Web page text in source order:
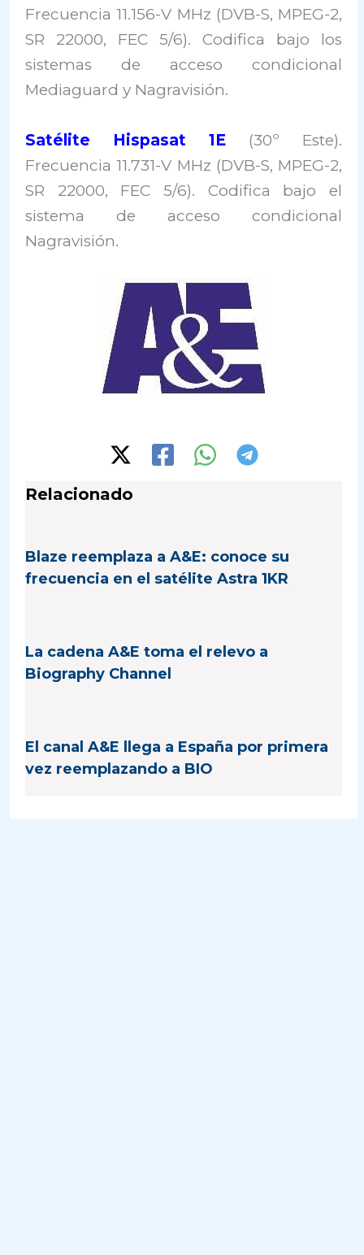
Frecuencia 11.156-V MHz (DVB-S, MPEG-2,
SR 22000, FEC 5/6). Codifica bajo los
sistemas de acceso condicional
Mediaguard y Nagravisión.
Satélite Hispasat 1E (30º Este).
Frecuencia 11.731-V MHz (DVB-S, MPEG-2,
SR 22000, FEC 5/6). Codifica bajo el
sistema de acceso condicional
Nagravisión.
Relacionado
Blaze reemplaza a A&E: conoce su
frecuencia en el satélite Astra 1KR
La cadena A&E toma el relevo a
Biography Channel
El canal A&E llega a España por primera
vez reemplazando a BIO